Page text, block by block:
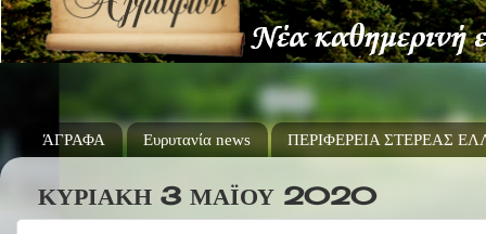
ΆΓΡΑΦΑ Ευρυτανία news ΠΕΡΙΦΕΡΕΙΑ ΣΤΕΡΕΑΣ
ΚΥΡΙΑΚΉ 3 ΜΑΪ́ΟΥ 2020